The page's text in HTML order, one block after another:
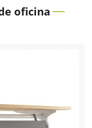
oficina